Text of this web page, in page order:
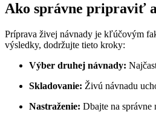
Ako správne pripraviť
Príprava živej návnady je kľúčovým
výsledky, dodržujte tieto kroky:
Výber druhej návnady:
Skladovanie: Živú návnadu
Nastraženie: Dbajte na správne